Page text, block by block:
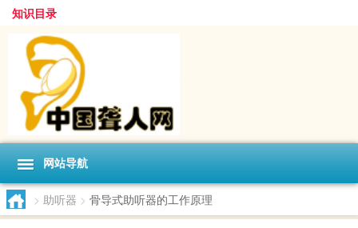
知识目录
网站导航
> 助听器 > 骨导式助听器的工作原理